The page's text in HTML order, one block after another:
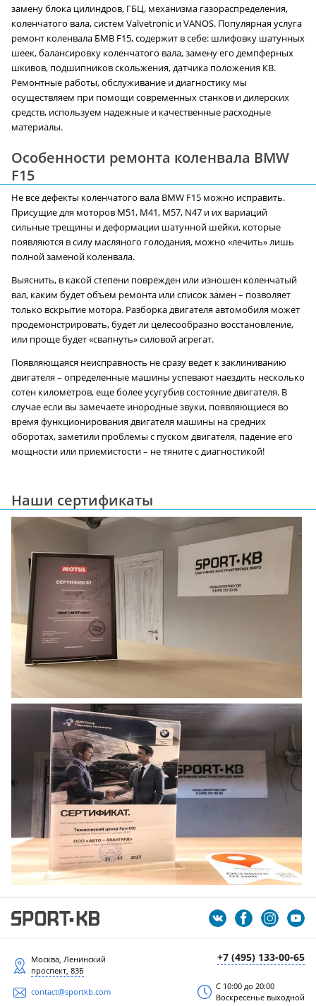
замену блока цилиндров, ГБЦ, механизма газораспределения,
коленчатого вала, систем Valvetronic и VANOS. Популярная услуга
ремонт коленвала БМВ F15, содержит в себе: шлифовку шатунных
шеек, балансировку коленчатого вала, замену его демпферных
шкивов, подшипников скольжения, датчика положения КВ.
Ремонтные работы, обслуживание и диагностику мы
осуществляем при помощи современных станков и дилерских
средств, используем надежные и качественные расходные
материалы.
Особенности ремонта коленвала BMW
F15
Не все дефекты коленчатого вала BMW F15 можно исправить.
Присущие для моторов M51, M41, M57, N47 и их вариаций
сильные трещины и деформации шатунной шейки, которые
появляются в силу масляного голодания, можно «лечить» лишь
полной заменой коленвала.
Выяснить, в какой степени поврежден или изношен коленчатый
вал, каким будет объем ремонта или список замен – позволяет
только вскрытие мотора. Разборка двигателя автомобиля может
продемонстрировать, будет ли целесообразно восстановление,
или проще будет «свапнуть» силовой агрегат.
Появляющаяся неисправность не сразу ведет к заклиниванию
двигателя – определенные машины успевают наездить несколько
сотен километров, еще более усугубив состояние двигателя. В
случае если вы замечаете инородные звуки, появляющиеся во
время функционирования двигателя машины на средних
оборотах, заметили проблемы с пуском двигателя, падение его
мощности или приемистости – не тяните с диагностикой!
Наши сертификаты
+7 (495) 133-00-65
Москва, Ленинский
проспект, 83Б
contact@sportkb.com
С 10:00 до 20:00
Воскресенье выходной